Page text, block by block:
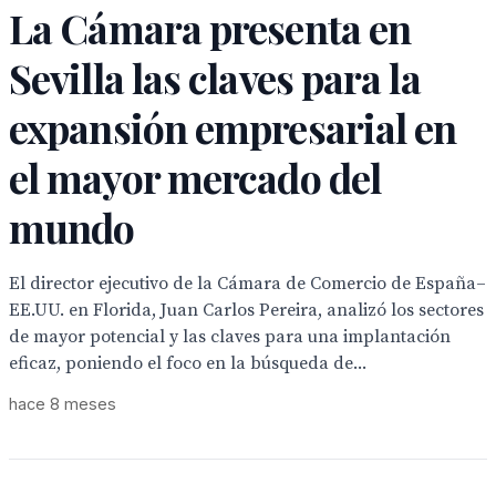
La Cámara presenta en
Sevilla las claves para la
expansión empresarial en
el mayor mercado del
mundo
El director ejecutivo de la Cámara de Comercio de España–
EE.UU. en Florida, Juan Carlos Pereira, analizó los sectores
de mayor potencial y las claves para una implantación
eficaz, poniendo el foco en la búsqueda de...
hace 8 meses